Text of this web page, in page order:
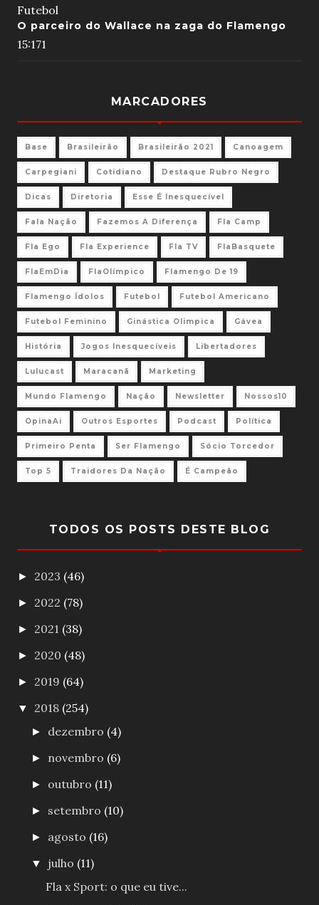
Futebol
O parceiro do Wallace na zaga do Flamengo
15:171
MARCADORES
Base Brasileirão Brasileirão 2021 Canoagem
Carpegiani Cotidiano Destaque Rubro Negro
Dicas Diretoria Esse É Inesquecível
Fala Nação Fazemos A Diferença Fla Camp
Fla Ego Fla Experience Fla TV FlaBasquete
FlaEmDia FlaOlímpico Flamengo De 19
Flamengo Ídolos Futebol Futebol Americano
Futebol Feminino Ginástica Olimpica Gávea
História Jogos Inesquecíveis Libertadores
Lulucast Maracanã Marketing
Mundo Flamengo Nação Newsletter Nossos10
OpinaAi Outros Esportes Podcast Política
Primeiro Penta Ser Flamengo Sócio Torcedor
Top 5 Traidores Da Nação É Campeão
TODOS OS POSTS DESTE BLOG
► 2023 (46)
► 2022 (78)
► 2021 (38)
► 2020 (48)
► 2019 (64)
▼ 2018 (254)
► dezembro (4)
► novembro (6)
► outubro (11)
► setembro (10)
► agosto (16)
▼ julho (11)
Fla x Sport: o que eu tive...